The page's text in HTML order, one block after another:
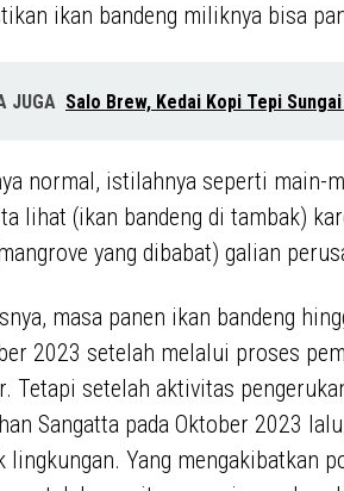
ikan bandeng miliknya bisa
JUGA Salo Brew, Kedai Kopi Tepi
normal, istilahnya seperti main-
lihat (ikan bandeng di tambak)
yang dibabat) galian
masa panen ikan bandeng
2023 setelah melalui proses
Tetapi setelah aktivitas
Sangatta pada Oktober 2023
lingkungan. Yang mengakibatkan